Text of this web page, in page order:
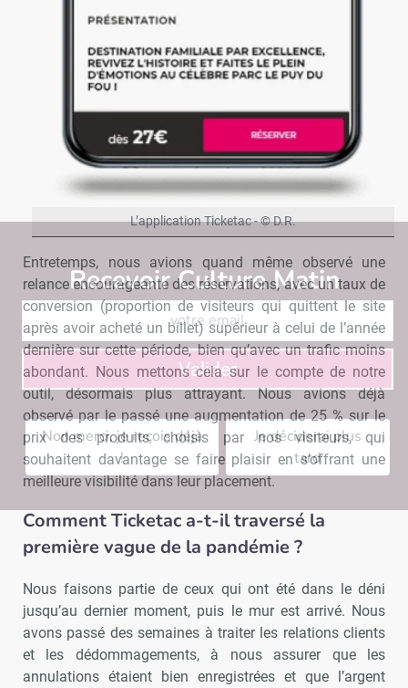
L’application Ticketac - © D.R.
Entretemps, nous avions quand même observé une
relance encourageante des réservations, avec un taux de
conversion (proportion de visiteurs qui quittent le site
après avoir acheté un billet) supérieur à celui de l’année
dernière sur cette période, bien qu’avec un trafic moins
abondant. Nous mettons cela sur le compte de notre
outil, désormais plus attrayant. Nous avions déjà
observé par le passé une augmentation de 25 % sur le
prix des produits choisis par nos visiteurs, qui
souhaitent davantage se faire plaisir en s’offrant une
meilleure visibilité dans leur placement.
Comment Ticketac a-t-il traversé la
première vague de la pandémie ?
Nous faisons partie de ceux qui ont été dans le déni
jusqu’au dernier moment, puis le mur est arrivé. Nous
avons passé des semaines à traiter les relations clients
et les dédommagements, à nous assurer que les
annulations étaient bien enregistrées et que l’argent
Recevoir Culture Matin
Valider
Non merci, je reçois déjà
!
Je déciderai plus
tard